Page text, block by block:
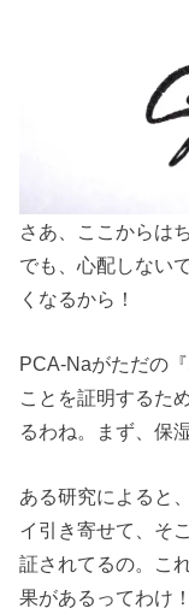
さあ、ここからは
でも、心配しない
くなるから！
PCA-Naがただの
ことを証明するた
るわね。まず、保
ある研究によると
イ引き寄せて、そ
証されてるの。こ
果があるってわけ